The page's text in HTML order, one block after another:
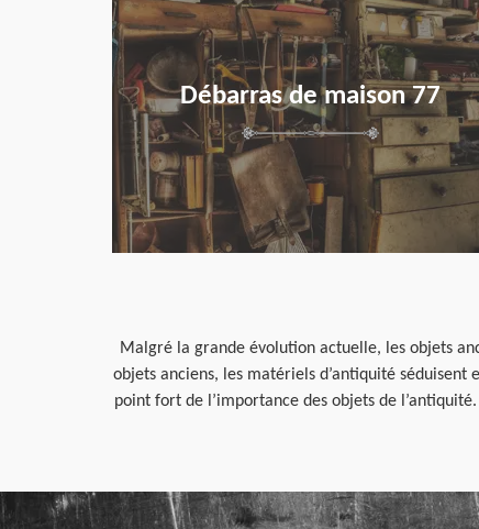
Débarras de maison 77
Malgré la grande évolution actuelle, les objets
objets anciens, les matériels d’antiquité
point fort de l’importance des objets de